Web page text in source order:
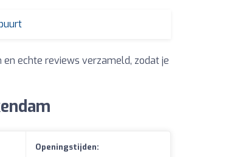
echte reviews verzameld, zodat je
Openingstijden: